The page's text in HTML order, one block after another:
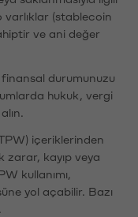
(stablecoin
ve ani değer
durumunuzu
hukuk, vergi
içeriklerinden
zarar, kayıp veya
kullanımı,
yol açabilir. Bazı